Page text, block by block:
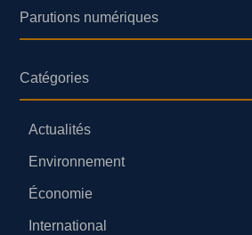
Parutions numériques
Catégories
Actualités
Environnement
Économie
International